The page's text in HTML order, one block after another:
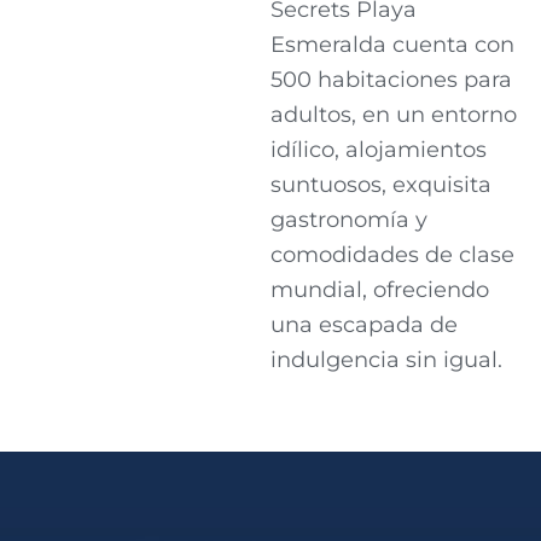
Secrets Playa
Esmeralda cuenta con
500 habitaciones para
adultos, en un entorno
idílico, alojamientos
suntuosos, exquisita
gastronomía y
comodidades de clase
mundial, ofreciendo
una escapada de
indulgencia sin igual.